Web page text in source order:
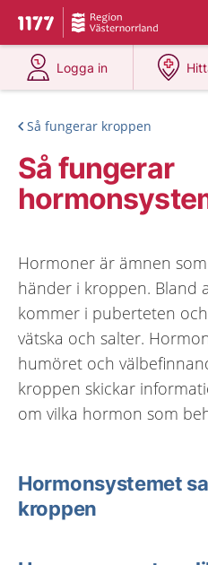
Till startsidan för 1177
Du har valt region
Logga in
på 1177.se
Så fungerar kroppen
Så fungerar
Hormoner är ämnen
händer i kroppen. Bland
kommer i puberteten
vätska och salter.
humöret och
kroppen skickar
om vilka hormon som
Hormonsystemet
kroppen